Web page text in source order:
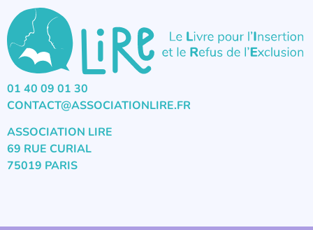
01 40 09 01 30
CONTACT@ASSOCIATIONLIRE.FR
ASSOCIATION LIRE
69 RUE CURIAL
75019 PARIS